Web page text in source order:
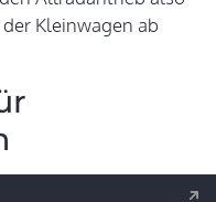
Kleinwagen ab